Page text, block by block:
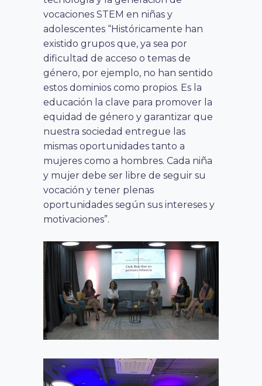
vocaciones STEM en niñas y
adolescentes “Históricamente han
existido grupos que, ya sea por
dificultad de acceso o temas de
género, por ejemplo, no han sentido
estos dominios como propios. Es la
educación la clave para promover la
equidad de género y garantizar que
nuestra sociedad entregue las
mismas oportunidades tanto a
mujeres como a hombres. Cada niña
y mujer debe ser libre de seguir su
vocación y tener plenas
oportunidades según sus intereses y
motivaciones”.